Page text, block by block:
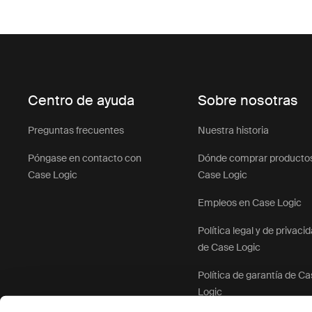
Centro de ayuda
Preguntas frecuentes
Póngase en contacto con
Case Logic
Sobre nosotras
Nuestra historia
Dónde comprar
Case Logic
Empleos en Case Logic
Política legal y de
de Case Logic
Política de garantía de
Logic